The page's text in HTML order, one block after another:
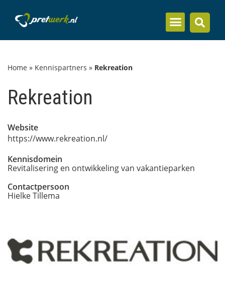
Home » Kennispartners » Rekreation
Rekreation
Website
https://www.rekreation.nl/
Kennisdomein
Revitalisering en ontwikkeling van vakantieparken
Contactpersoon
Hielke Tillema